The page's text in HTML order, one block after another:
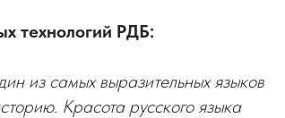
технологий РДБ:
из самых выразительных языков
Красота русского языка